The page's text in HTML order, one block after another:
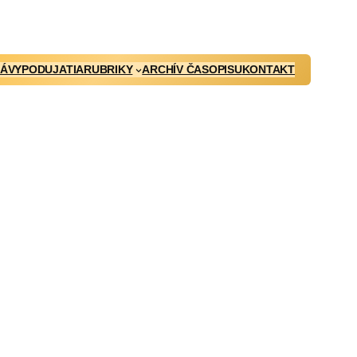
PODUJATIARUBRIKY ARCHÍV ČASOPISUKONTAKT